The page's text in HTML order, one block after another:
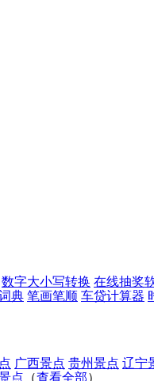
数字大小写转换 在线抽奖
典 笔画笔顺 车贷计算器
广西景点 贵州景点 辽宁
点 （查看全部）